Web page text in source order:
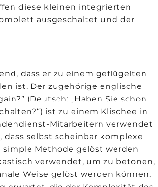
diese kleinen integrierten
ausgeschaltet und der
dass er zu einem geflügelten
ist. Der zugehörige englische
(Deutsch: „Haben Sie schon
ist zu einem Klischee in
Mitarbeitern verwendet
selbst scheinbar komplexe
Methode gelöst werden
verwendet, um zu betonen,
Weise gelöst werden können,